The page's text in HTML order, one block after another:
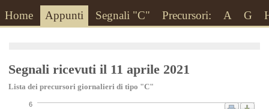
Home Appunti Segnali "C" Precursori: A G
Segnali ricevuti il 11 aprile 2021
Lista dei precursori giornalieri di tipo "C"
6